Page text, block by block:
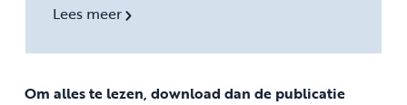
Lees meer
Om alles te lezen, download dan de publicatie